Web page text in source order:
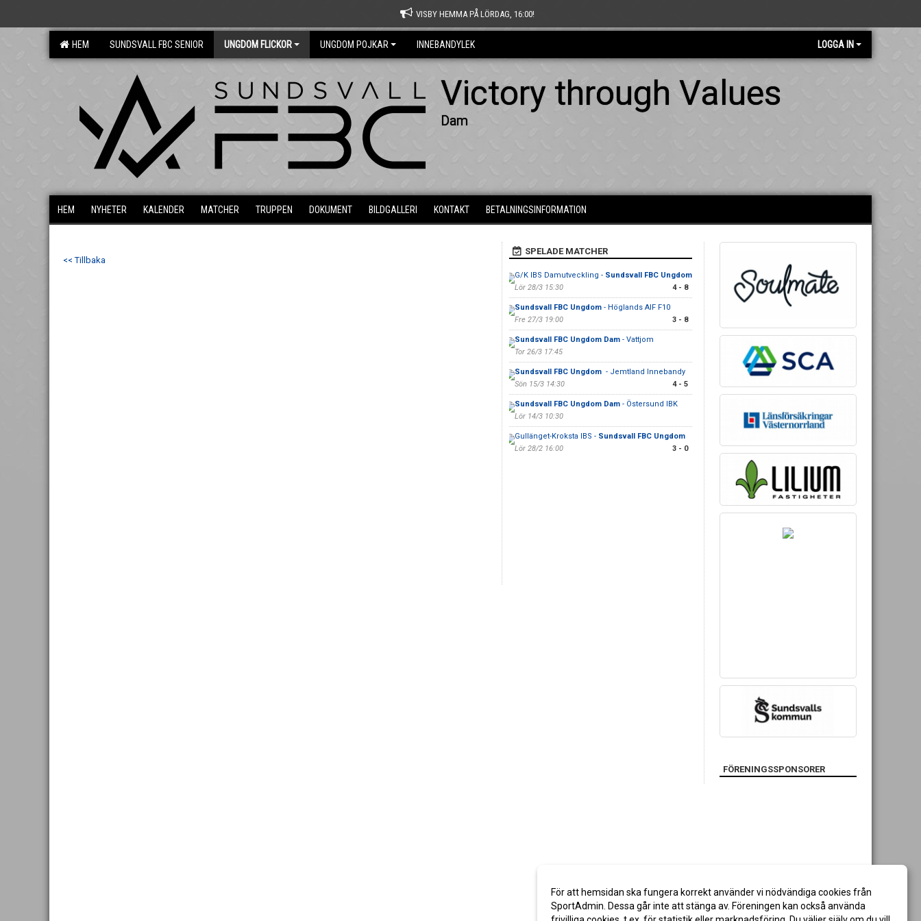
VISBY HEMMA PÅ LÖRDAG, 16:00!
HEM SUNDSVALL FBC SENIOR UNGDOM FLICKOR UNGDOM POJKAR INNEBANDYLEK LOGGA IN
Victory through Values
Dam
HEM NYHETER KALENDER MATCHER TRUPPEN DOKUMENT BILDGALLERI KONTAKT BETALNINGSINFORMATION
<< Tillbaka
SPELADE MATCHER
G/K IBS Damutveckling - Sundsvall FBC Ungdom
Lör 28/3 15:30
4 - 8
Sundsvall FBC Ungdom- Höglands AIF F10
Fre 27/3 19:00
3 - 8
Sundsvall FBC Ungdom Dam- Vattjom
Tor 26/3 17:45
Sundsvall FBC Ungdom - Jemtland Innebandy
Sön 15/3 14:30
4 - 5
Sundsvall FBC Ungdom Dam- Östersund IBK
Lör 14/3 10:30
Gullänget-Kroksta IBS - Sundsvall FBC Ungdom
Lör 28/2 16:00
3 - 0
FÖRENINGSSPONSORER
För att hemsidan ska fungera korrekt använder vi nödvändiga cookies från
SportAdmin. Dessa går inte att stänga av. Föreningen kan också använda